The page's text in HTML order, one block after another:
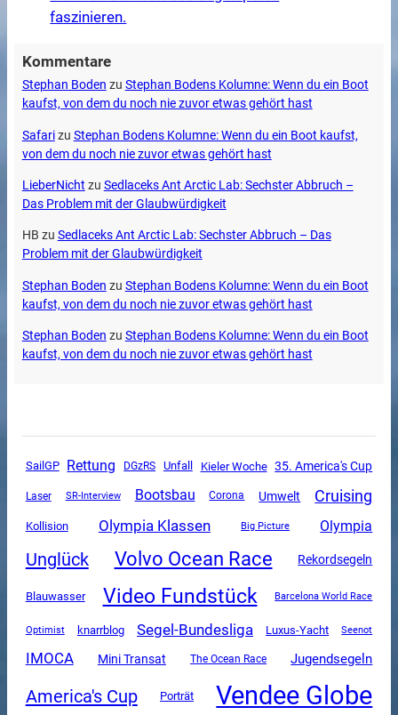
faszinieren.
Kommentare
Stephan Boden zu Stephan Bodens Kolumne: Wenn du ein Boot
kaufst, von dem du noch nie zuvor etwas gehört hast
Safarizu Stephan Bodens Kolumne: Wenn du ein Boot kaufst,
von dem du noch nie zuvor etwas gehört hast
LieberNicht zu Sedlaceks Ant Arctic Lab: Sechster Abbruch –
Das Problem mit der Glaubwürdigkeit
HB zu Sedlaceks Ant Arctic Lab: Sechster Abbruch – Das
Problem mit der Glaubwürdigkeit
Stephan Boden zu Stephan Bodens Kolumne: Wenn du ein Boot
kaufst, von dem du noch nie zuvor etwas gehört hast
Stephan Boden zu Stephan Bodens Kolumne: Wenn du ein Boot
kaufst, von dem du noch nie zuvor etwas gehört hast
SailGP Rettung DGzRS Unfall Kieler Woche 35. America's Cup
Laser SR-Interview Bootsbau Corona Umwelt Cruising
Kollision Olympia Klassen Big Picture Olympia
Unglück Volvo Ocean Race Rekordsegeln
Blauwasser Video Fundstück Barcelona World Race
Optimist knarrblog Segel-Bundesliga Luxus-Yacht Seenot
IMOCA Mini Transat The Ocean Race Jugendsegeln
America's Cup Porträt Vendee Globe